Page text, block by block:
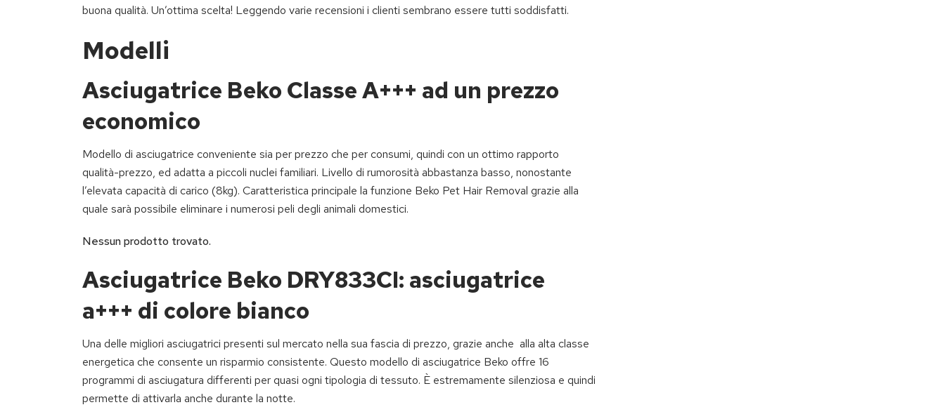
buona qualità. Un’ottima scelta! Leggendo varie recensioni i clienti sembrano essere tutti soddisfatti.
Modelli
Asciugatrice Beko Classe A+++ ad un prezzo
economico
Modello di asciugatrice conveniente sia per prezzo che per consumi, quindi con un ottimo rapporto
qualità-prezzo, ed adatta a piccoli nuclei familiari. Livello di rumorosità abbastanza basso, nonostante
l’elevata capacità di carico (8kg). Caratteristica principale la funzione Beko Pet Hair Removal grazie alla
quale sarà possibile eliminare i numerosi peli degli animali domestici.
Nessun prodotto trovato.
Asciugatrice Beko DRY833CI: asciugatrice
a+++ di colore bianco
Una delle migliori asciugatrici presenti sul mercato nella sua fascia di prezzo, grazie anche alla alta classe
energetica che consente un risparmio consistente. Questo modello di asciugatrice Beko offre 16
programmi di asciugatura differenti per quasi ogni tipologia di tessuto. È estremamente silenziosa e quindi
permette di attivarla anche durante la notte.